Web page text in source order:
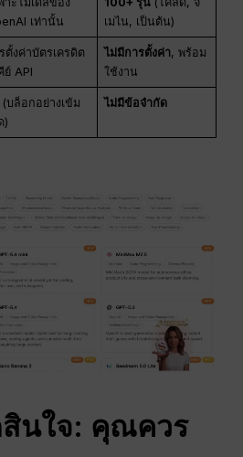
เท่านั้น
เมไน, เป็นต้น)
ตั้งค่าบัตรเครดิต
ย์ API
ไม่มีการตั้งค่า, พร้อม
ใช้งาน
บล็อกอย่างเข้ม
)
ไม่มีข้อจำกัด
นใจ: คุณควร